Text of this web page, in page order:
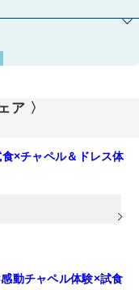
ープのプロスタッフが安心
ます。中でも、シャンデリア
ペルでの、挙式入場を体験♪
をイメージ♪
備面も、景色や料理の演出
からこそできるフランベ演出
！！
ダルハウスTUTU』を体感】
魅了し続けるドレスをご体験
。【取り扱いブランド】プロ
エレノア／ハーディエイミス
ュレイ／アグネス／クアロ／
ロビー、挙式会場、披露宴
どんな色味でも合う会場のた
無料《ウェルカムベビー認
ア 〉
×チャペル＆ドレス体
動チャペル体験×試食